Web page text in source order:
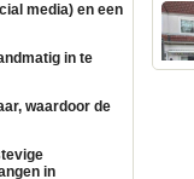
media) en een
in te
waardoor de
in